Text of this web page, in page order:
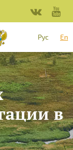
Рус
En
в